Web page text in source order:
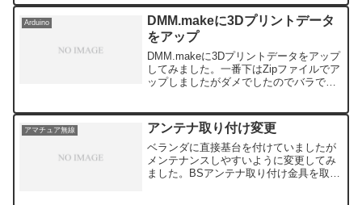
んが健在のようでRTTY CWで現在も活
躍されて...
Arduino
DMM.makeに3Dプリントデータ
をアップ
DMM.makeに3Dプリントデータをアップ
してみました。一番下はZipファイルでア
ップしましたがダメでしたのでバラでア
約5,000円から6,000円かかりそうです。
A...
アマチュア無線 アンテナ取り付け変更
ベランダに直接基台を付けていましたが
メンテナンスしやすいように変更してみ
ました。BSアンテナ取り付け金具を取り